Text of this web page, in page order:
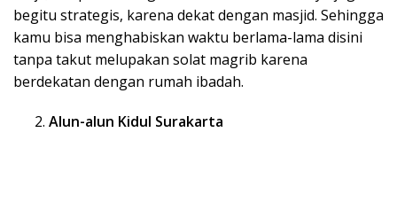
begitu strategis, karena dekat dengan masjid. Sehingga
kamu bisa menghabiskan waktu berlama-lama disini
tanpa takut melupakan solat magrib karena
berdekatan dengan rumah ibadah.
Alun-alun Kidul Surakarta